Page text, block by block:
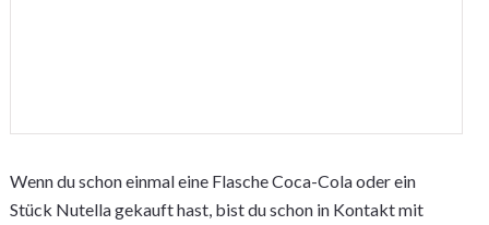
Wenn du schon einmal eine Flasche Coca-Cola oder ein
Stück Nutella gekauft hast, bist du schon in Kontakt mit